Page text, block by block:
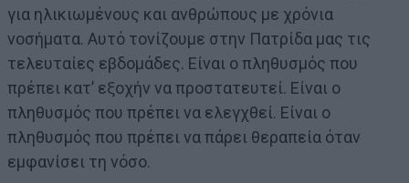
για ηλικιωμένους και ανθρώπους με χρόνια
νοσήματα. Αυτό τονίζουμε στην Πατρίδα μας τις
τελευταίες εβδομάδες. Είναι ο πληθυσμός που
πρέπει κατ’ εξοχήν να προστατευτεί. Είναι ο
πληθυσμός που πρέπει να ελεγχθεί. Είναι ο
πληθυσμός που πρέπει να πάρει θεραπεία όταν
εμφανίσει τη νόσο.